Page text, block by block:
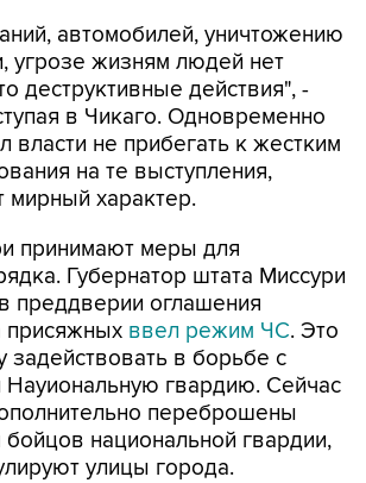
автомобилей, уничтожению
угрозе жизням людей нет
деструктивные действия", -
в Чикаго. Одновременно
власти не прибегать к жестким
на те выступления,
мирный характер.
принимают меры для
Губернатор штата Миссури
преддверии оглашения
присяжных ввел режим ЧС. Это
задействовать в борьбе с
Науиональную гвардию. Сейчас
переброшены
национальной гвардии,
улицы города.